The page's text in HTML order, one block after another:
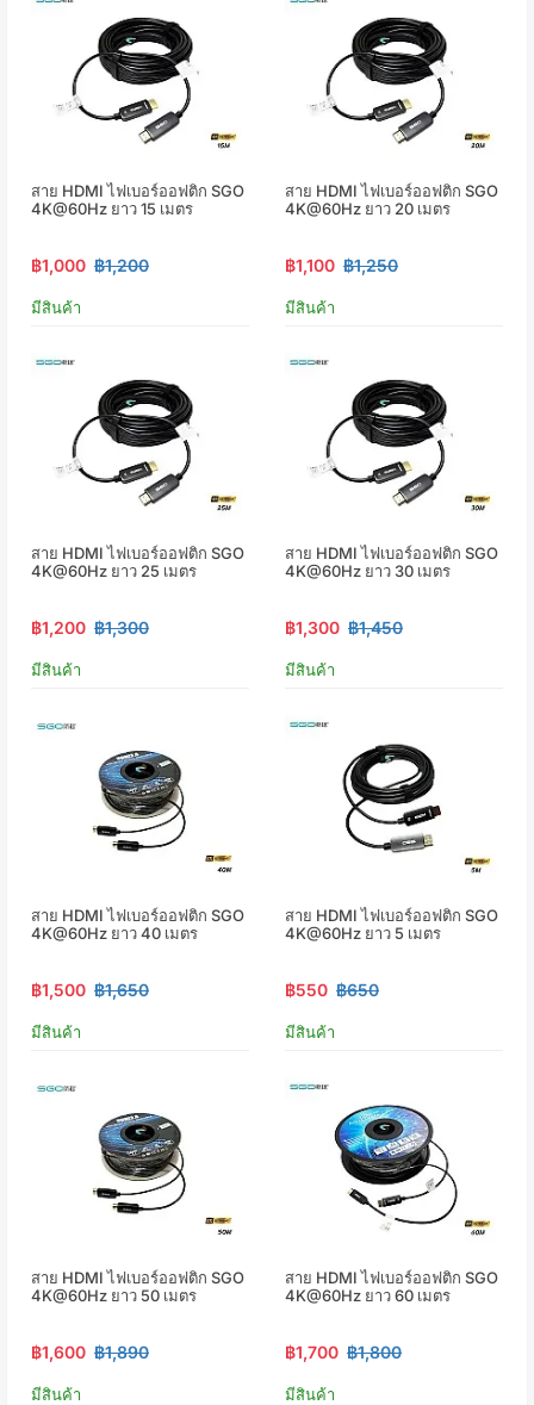
สาย HDMI ไฟเบอร์ออฟติก SGO
4K@60Hz ยาว 15 เมตร
฿1,000 ฿1,200
มีสินค้า
สาย HDMI ไฟเบอร์ออฟติก SGO
4K@60Hz ยาว 20 เมตร
฿1,100 ฿1,250
มีสินค้า
สาย HDMI ไฟเบอร์ออฟติก SGO
4K@60Hz ยาว 25 เมตร
฿1,200 ฿1,300
มีสินค้า
สาย HDMI ไฟเบอร์ออฟติก SGO
4K@60Hz ยาว 30 เมตร
฿1,300 ฿1,450
มีสินค้า
สาย HDMI ไฟเบอร์ออฟติก SGO
4K@60Hz ยาว 40 เมตร
฿1,500 ฿1,650
มีสินค้า
สาย HDMI ไฟเบอร์ออฟติก SGO
4K@60Hz ยาว 5 เมตร
฿550 ฿650
มีสินค้า
สาย HDMI ไฟเบอร์ออฟติก SGO
4K@60Hz ยาว 50 เมตร
฿1,600 ฿1,890
มีสินค้า
สาย HDMI ไฟเบอร์ออฟติก SGO
4K@60Hz ยาว 60 เมตร
฿1,700 ฿1,800
มีสินค้า